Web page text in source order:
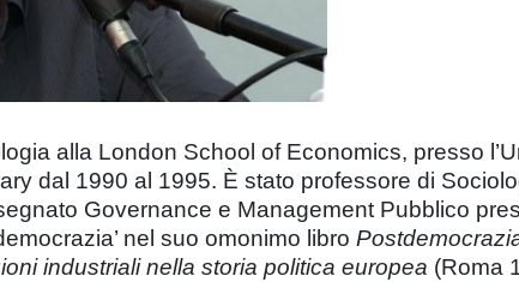
alla London School of Economics, presso
dal 1990 al 1995. È stato professore di
Governance e Management Pubblico
nel suo omonimo libro
industriali nella storia politica europea (Roma